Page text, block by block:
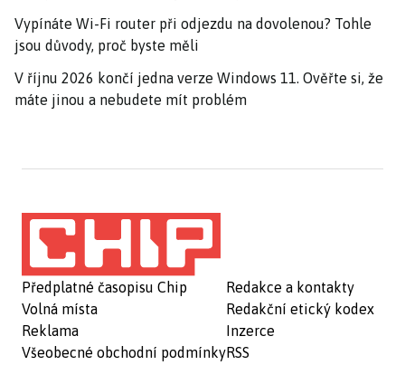
Vypínáte Wi-Fi router při odjezdu na dovolenou? Tohle
jsou důvody, proč byste měli
V říjnu 2026 končí jedna verze Windows 11. Ověřte si, že
máte jinou a nebudete mít problém
Předplatné časopisu Chip
Volná místa
Reklama
Všeobecné obchodní podmínky
Redakce a kontakty
Redakční etický kodex
Inzerce
RSS